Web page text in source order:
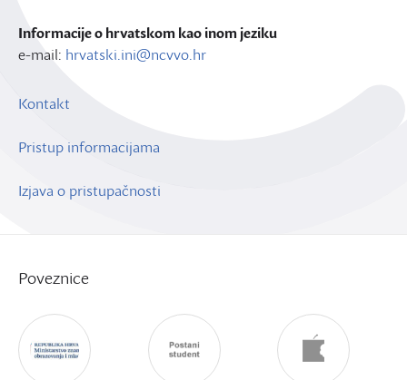
Informacije o hrvatskom kao inom jeziku
e-mail: hrvatski.ini@ncvvo.hr
Kontakt
Pristup informacijama
Izjava o pristupačnosti
Poveznice